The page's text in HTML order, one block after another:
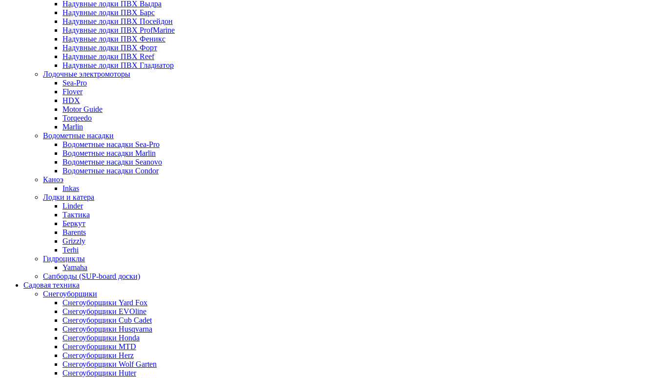
Надувные лодки ПВХ Выдра
Надувные лодки ПВХ Барс
Надувные лодки ПВХ Посейдон
Надувные лодки ПВХ ProfMarine
Надувные лодки ПВХ Феникс
Надувные лодки ПВХ Форт
Надувные лодки ПВХ Reef
Надувные лодки ПВХ Гладиатор
Лодочные электромоторы
Sea-Pro
Flover
HDX
Motor Guide
Torqeedo
Marlin
Водометные насадки
Водометные насадки Sea-Pro
Водометные насадки Marlin
Водометные насадки Seanovo
Водометные насадки Condor
Каноэ
Inkas
Лодки и катера
Linder
Тактика
Беркут
Barents
Grizzly
Terhi
Гидроциклы
Yamaha
Сапборды (SUP-board доски)
Садовая техника
Снегоуборщики
Снегоуборщики Yard Fox
Снегоуборщики EVOline
Снегоуборщики Cub Cadet
Снегоуборщики Husqvarna
Снегоуборщики Honda
Снегоуборщики MTD
Снегоуборщики Herz
Снегоуборщики Wolf Garten
Снегоуборщики Huter